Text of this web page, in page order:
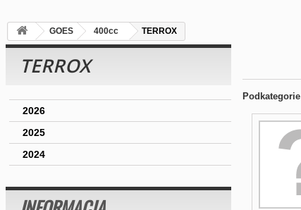
GOES 400cc TERROX
TERROX
2026
2025
2024
Podkategorie